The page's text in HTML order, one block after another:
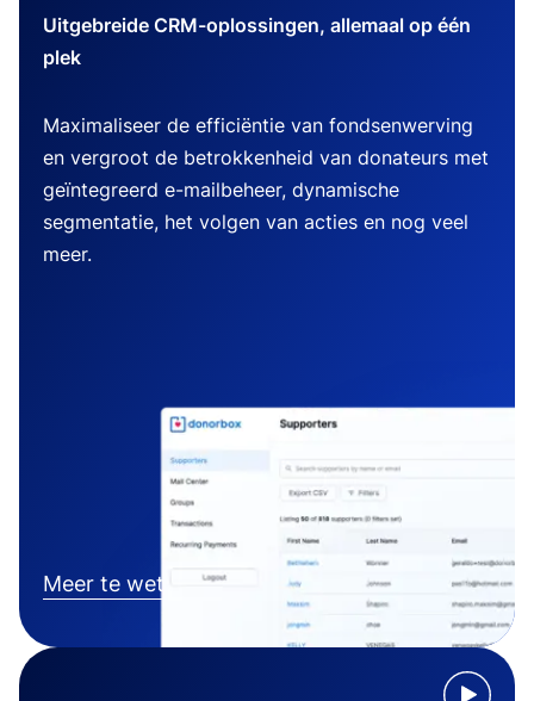
Uitgebreide CRM-oplossingen, allemaal op één
plek
Maximaliseer de efficiëntie van fondsenwerving
en vergroot de betrokkenheid van donateurs met
geïntegreerd e-mailbeheer, dynamische
segmentatie, het volgen van acties en nog veel
meer.
Meer te weten komen